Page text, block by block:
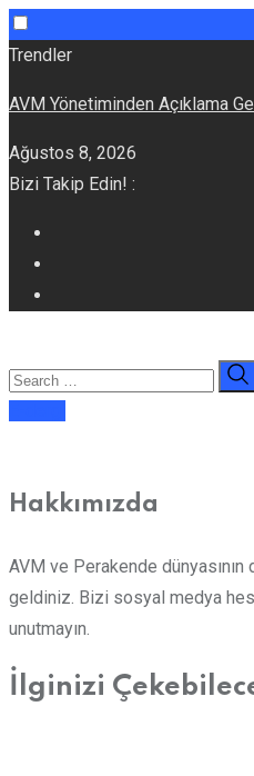
Skip
content
Trendler
AVM Yönetiminden Açıklama
Ağustos 8, 2026
Bizi Takip Edin! :
Hakkımızda
AVM ve Perakende
geldiniz. Bizi sosyal medya
unutmayın.
İlginizi